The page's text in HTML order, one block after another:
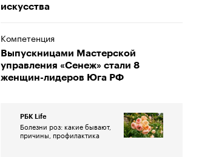
искусства
Компетенция
Выпускницами Мастерской
управления «Сенеж» стали 8
женщин-лидеров Юга РФ
РБК Life
Болезни роз: какие бывают,
причины, профилактика